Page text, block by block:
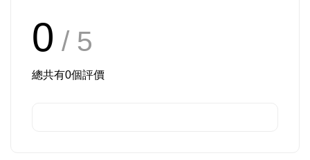
0 / 5
總共有0個評價